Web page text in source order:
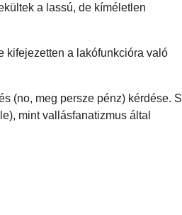
a lassú, de kíméletlen
kifejezetten a lakófunkcióra való
(no, meg persze pénz) kérdése. S
mint vallásfanatizmus által